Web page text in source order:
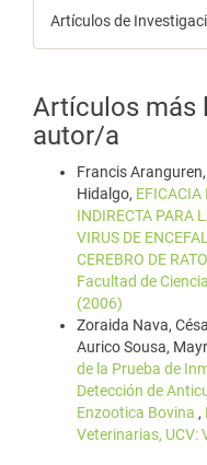
Artículos de
Artículos más
autor/a
Francis
Hidalgo, EFICACIA
INDIRECTA PARA
VIRUS DE
CEREBRO DE
Facultad de
(2006)
Zoraida Nava,
Aurico Sousa,
de la Prueba de
Detección de
Enzootica Bovina ,
Veterinarias, UCV: